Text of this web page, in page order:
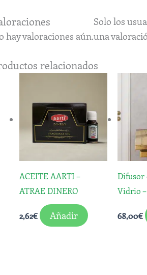
hay valoraciones aún.
Solo los
una
relacionados
ACEITE AARTI –
ATRAE DINERO
2,62€ Añadir
Difusor
Vidrio
68,00€